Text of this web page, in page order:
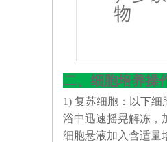
二、细胞培养操
1) 复苏细胞：以下
浴中迅速摇晃解冻，
细胞悬液加入含适量